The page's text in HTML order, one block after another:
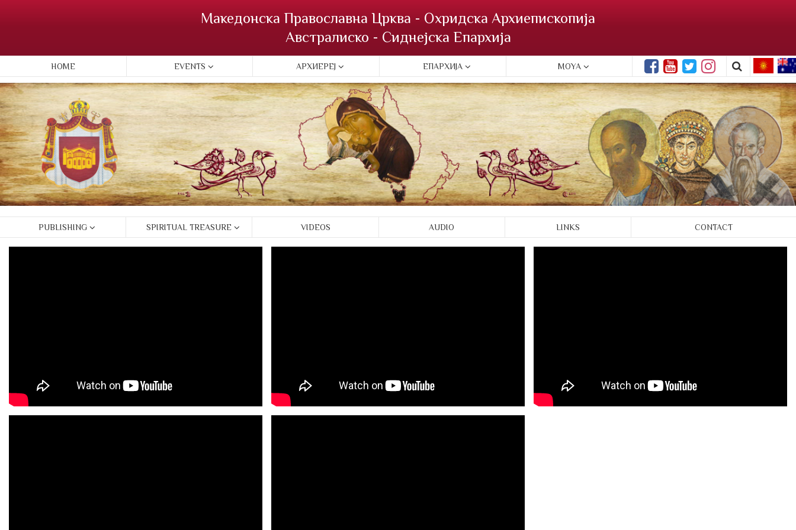
Македонска Православна Црква - Охридска Архиепископија
Австралиско - Сиднејска Епархија
HOME EVENTS АРХИЕРЕЈ ЕПАРХИЈА MOYA
PUBLISHING SPIRITUAL TREASURE VIDEOS AUDIO LINKS CONTACT